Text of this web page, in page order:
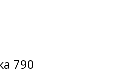
790